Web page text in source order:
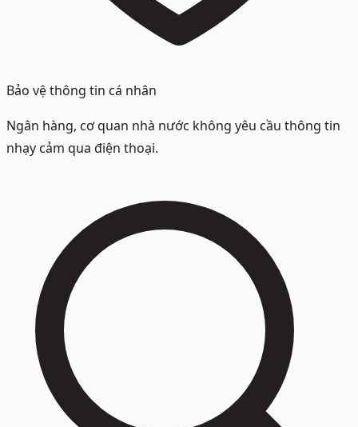
Bảo vệ thông tin cá nhân
Ngân hàng, cơ quan nhà nước không yêu cầu thông tin
nhạy cảm qua điện thoại.